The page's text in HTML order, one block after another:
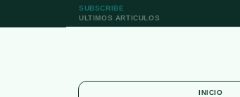
SUBSCRIBE
ULTIMOS ARTICULOS
INICIO